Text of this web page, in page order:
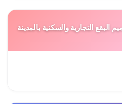
التجارية والسكنية بالمدينة